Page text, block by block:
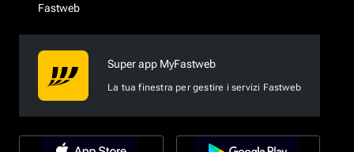
Fastweb
Super app MyFastweb
La tua finestra per gestire i servizi Fastweb